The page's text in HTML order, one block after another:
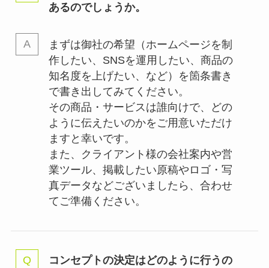
あるのでしょうか。
まずは御社の希望（ホームページを制
作したい、SNSを運用したい、商品の
知名度を上げたい、など）を箇条書き
で書き出してみてください。
その商品・サービスは誰向けで、どの
ように伝えたいのかをご用意いただけ
ますと幸いです。
また、クライアント様の会社案内や営
業ツール、掲載したい原稿やロゴ・写
真データなどございましたら、合わせ
てご準備ください。
コンセプトの決定はどのように行うの